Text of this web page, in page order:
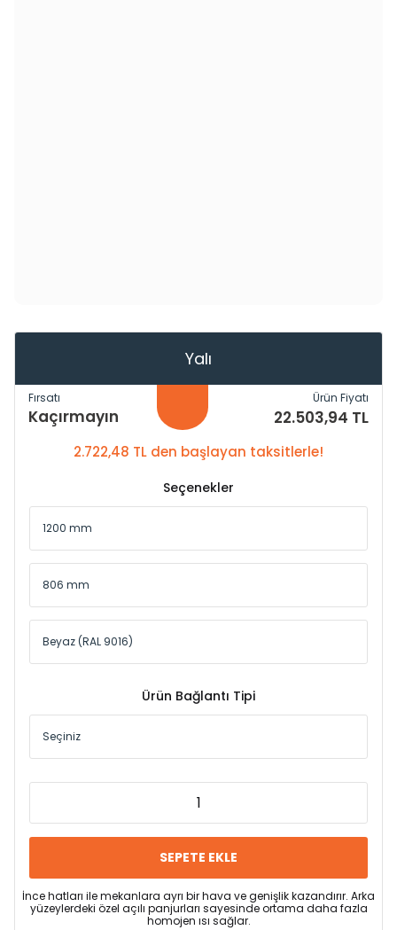
Yalı
Fırsatı
Kaçırmayın
Ürün Fiyatı
22.503,94 TL
2.722,48 TL den başlayan taksitlerle!
Seçenekler
Ürün Bağlantı Tipi
SEPETE EKLE
İnce hatları ile mekanlara ayrı bir hava ve genişlik kazandırır. Arka
yüzeylerdeki özel açılı panjurları sayesinde ortama daha fazla
homojen ısı sağlar.